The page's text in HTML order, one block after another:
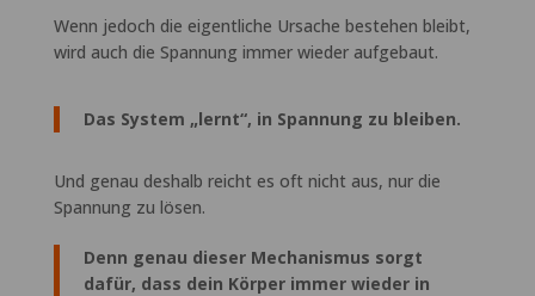
Wenn jedoch die eigentliche Ursache bestehen bleibt,
wird auch die Spannung immer wieder aufgebaut.
Das System „lernt“, in Spannung zu bleiben.
Und genau deshalb reicht es oft nicht aus, nur die
Spannung zu lösen.
Denn genau dieser Mechanismus sorgt
dafür, dass dein Körper immer wieder in